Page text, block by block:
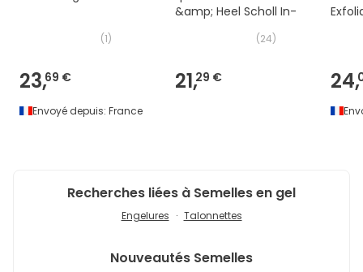
(1)
23,69 €
Envoyé depuis: France
&amp; Heel Scholl In-
(24)
21,29 € 24,
Recherches liées à Semelles en gel
Engelures Talonnettes
Nouveautés Semelles